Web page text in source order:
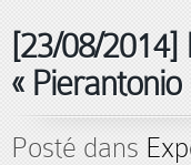
[23/08/
« Pierantonio
Posté dans